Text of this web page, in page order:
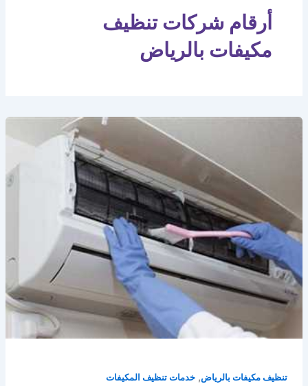
أرقام شركات تنظيف
مكيفات بالرياض
تنظيف مكيفات بالرياض, خدمات تنظيف المكيفات